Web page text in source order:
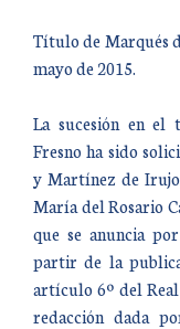
Título de Marqués
mayo de 2015.
La sucesión en
Fresno ha sido
y Martínez de
María del Rosario
que se anuncia
partir de la
artículo 6º del
redacción dada